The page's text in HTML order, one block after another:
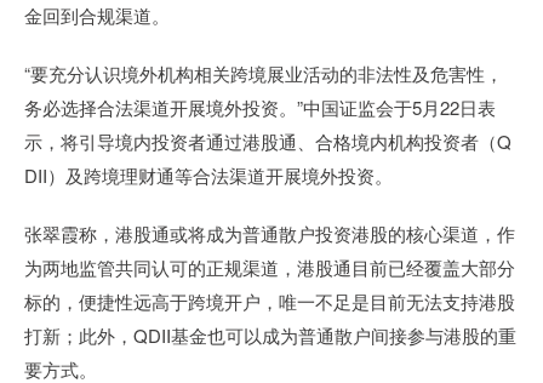
金回到合规渠道。
“要充分认识境外机构相关跨境展业活动的非法性及危害性，
务必选择合法渠道开展境外投资。”中国证监会于5月22日表
示，将引导境内投资者通过港股通、合格境内机构投资者（Q
DII）及跨境理财通等合法渠道开展境外投资。
张翠霞称，港股通或将成为普通散户投资港股的核心渠道，作
为两地监管共同认可的正规渠道，港股通目前已经覆盖大部分
标的，便捷性远高于跨境开户，唯一不足是目前无法支持港股
打新；此外，QDII基金也可以成为普通散户间接参与港股的重
要方式。